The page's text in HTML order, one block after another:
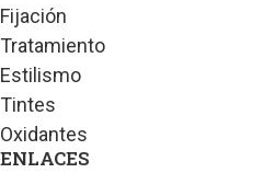
Fijación
Tratamiento
Estilismo
Tintes
Oxidantes
ENLACES